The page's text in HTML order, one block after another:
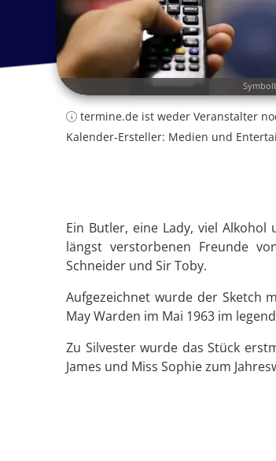
termine.de ist weder Veranstalter
Kalender-Ersteller: Medien und
Ein Butler, eine Lady, viel
längst verstorbenen Freunde
Schneider und Sir Toby.
Aufgezeichnet wurde der Sketch
May Warden im Mai 1963 im
Zu Silvester wurde das Stück
James und Miss Sophie zum